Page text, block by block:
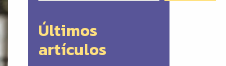
Últimos
artículos